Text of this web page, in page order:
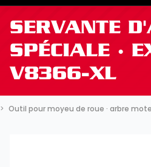
SERVANTE
SPÉCIALE ∙
V8366-XL
Outil pour moyeu de roue · arbre